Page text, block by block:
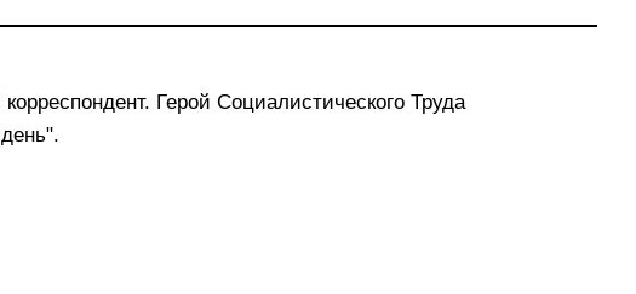
Герой Социалистического Труда